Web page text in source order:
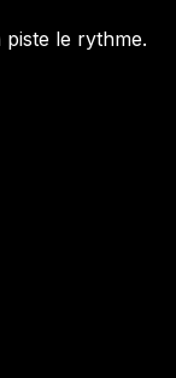
le rythme.